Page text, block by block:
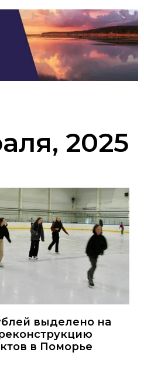
2025
выделено на
в Поморье